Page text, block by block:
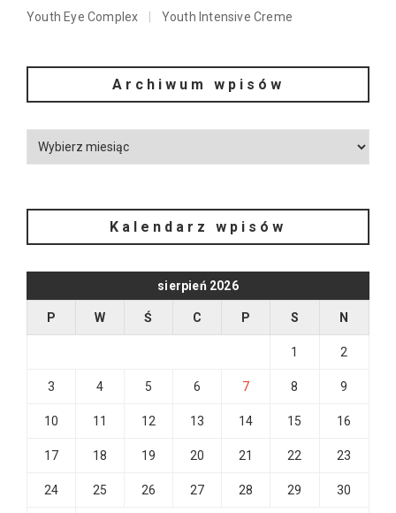
Youth Eye Complex Youth Intensive Creme
Archiwum wpisów
Kalendarz wpisów
sierpień 2026
P W Ś C P S N
1 2
3 4 5 6 7 8 9
10 11 12 13 14 15 16
17 18 19 20 21 22 23
24 25 26 27 28 29 30